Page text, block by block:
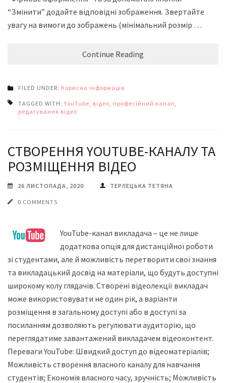
“Змінити” додайте відповідні зображення. Звертайте
увагу на вимоги до зображень (мінімальний розмір …
Continue Reading
FILED UNDER: Корисна інформація
TAGGED WITH:YouTube, відео, професійний канал,
редагування відео
СТВОРЕННЯ YOUTUBE-КАНАЛУ ТА
РОЗМІЩЕННЯ ВІДЕО
26 ЛИСТОПАДА, 2020 ТЕРЛЕЦЬКА ТЕТЯНА
0 COMMENTS
YouTube-канал викладача – це не лише
додаткова опція для дистанційної роботи
зі студентами, але й можливість перетворити свої знання
та викладацький досвід на матеріали, що будуть доступні
широкому колу глядачів. Створені відеолекції викладач
може використовувати не один рік, а варіанти
розміщення в загальному доступі або в доступі за
посиланням дозволяють регулювати аудиторію, що
переглядатиме завантажений викладачем відеоконтент.
Переваги YouTube: Швидкий доступ до відеоматеріалів;
Можливість створення власного каналу для навчання
студентів; Економія власного часу, зручність; Можливість